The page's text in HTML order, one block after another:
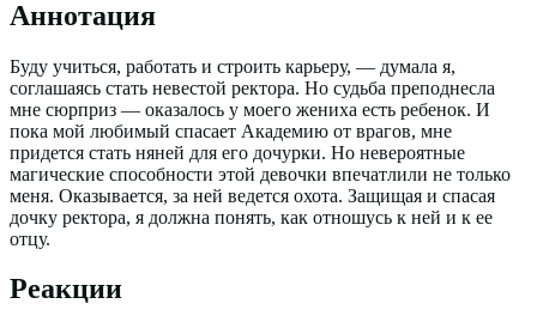
Аннотация
Буду учиться, работать и строить карьеру, — думала я,
соглашаясь стать невестой ректора. Но судьба преподнесла
мне сюрприз — оказалось у моего жениха есть ребенок. И
пока мой любимый спасает Академию от врагов, мне
придется стать няней для его дочурки. Но невероятные
магические способности этой девочки впечатлили не только
меня. Оказывается, за ней ведется охота. Защищая и спасая
дочку ректора, я должна понять, как отношусь к ней и к ее
отцу.
Реакции